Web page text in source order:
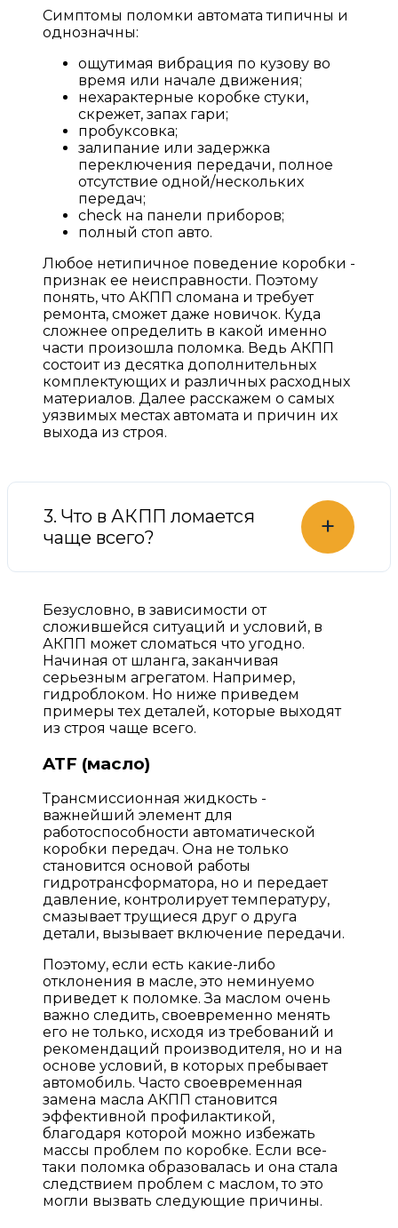
Симптомы поломки автомата типичны и
однозначны:
ощутимая вибрация по кузову во
время или начале движения;
нехарактерные коробке стуки,
скрежет, запах гари;
пробуксовка;
залипание или задержка
переключения передачи, полное
отсутствие одной/нескольких
передач;
check на панели приборов;
полный стоп авто.
Любое нетипичное поведение коробки -
признак ее неисправности. Поэтому
понять, что АКПП сломана и требует
ремонта, сможет даже новичок. Куда
сложнее определить в какой именно
части произошла поломка. Ведь АКПП
состоит из десятка дополнительных
комплектующих и различных расходных
материалов. Далее расскажем о самых
уязвимых местах автомата и причин их
выхода из строя.
3. Что в АКПП ломается
чаще всего?
+
Безусловно, в зависимости от
сложившейся ситуаций и условий, в
АКПП может сломаться что угодно.
Начиная от шланга, заканчивая
серьезным агрегатом. Например,
гидроблоком. Но ниже приведем
примеры тех деталей, которые выходят
из строя чаще всего.
ATF (масло)
Трансмиссионная жидкость -
важнейший элемент для
работоспособности автоматической
коробки передач. Она не только
становится основой работы
гидротрансформатора, но и передает
давление, контролирует температуру,
смазывает трущиеся друг о друга
детали, вызывает включение передачи.
Поэтому, если есть какие-либо
отклонения в масле, это неминуемо
приведет к поломке. За маслом очень
важно следить, своевременно менять
его не только, исходя из требований и
рекомендаций производителя, но и на
основе условий, в которых пребывает
автомобиль. Часто своевременная
замена масла АКПП становится
эффективной профилактикой,
благодаря которой можно избежать
массы проблем по коробке. Если все-
таки поломка образовалась и она стала
следствием проблем с маслом, то это
могли вызвать следующие причины.